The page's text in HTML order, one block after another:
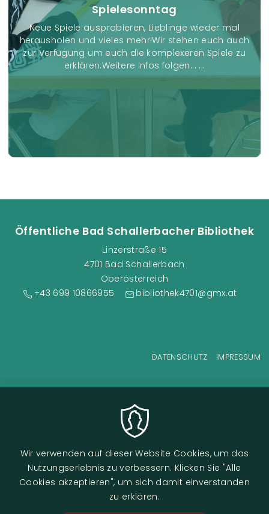
Spielesonntag
Neue Spiele ausprobieren, Lieblinge wieder mal
herausholen und vieles mehr!Wir stehen euch auch
zur Verfügung um euch die komplexeren Spiele zu
erklären.Weitere Infos folgen... ...
Öffentliche Bad Schallerbacher Bibliothek
Linzerstraße 15
4701 Bad Schallerbach
Oberösterreich
+43 699 10866955
bibliothek4701@gmx.at
DATENSCHUTZ IMPRESSUM
Wir verwenden auf dieser Website Cookies, um das
Nutzungserlebnis zu verbessern. Klicken Sie "Alle
Cookies akzeptieren", um sich damit einverstanden
zu erklären.